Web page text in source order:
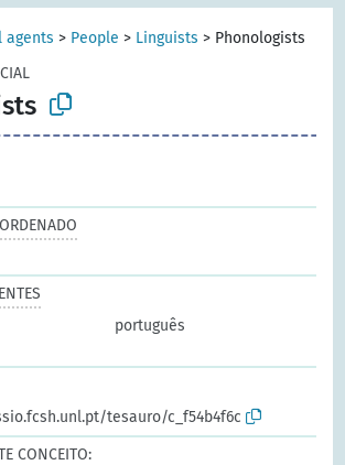
agents > People > Linguists > Phonologists
português
tesauro/c_f54b4f6c
CONCEITO: